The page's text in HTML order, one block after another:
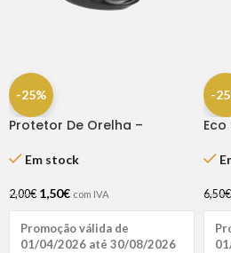
-25%
Protetor De Orelha –
Em stock
2,00€ 1,50€ com IVA
Promoção válida de
01/04/2026 até 30/08/2026
-
6,50€